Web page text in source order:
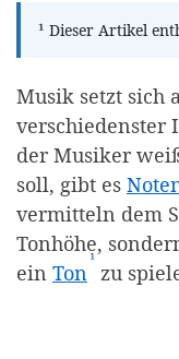
¹ Dieser Artikel
Musik setzt sich
verschiedenster
der Musiker
soll, gibt es
vermitteln dem
Tonhöhe,
ein Ton¹ zu